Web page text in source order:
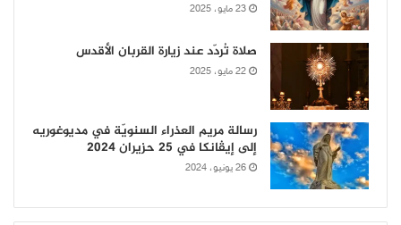
23 مايو، 2025
صلاة تُردّد عند زيارة القربان الأقدس
22 مايو، 2025
رسالة مريم العذراء السنويّة في مديوغوريه
إلى إيڤانكا في 25 حزيران 2024
26 يونيو، 2024